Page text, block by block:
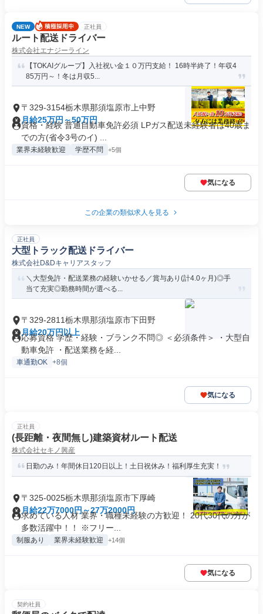
NEW 正社員
ルート配送ドライバー
株式会社エナジーライン
【TOKAIグループ】入社祝い金１０万円支給！ 16時半終了！年収4
85万円～！冬は月収5...
〒329-3154栃木県那須塩原市上中野
月給25万円～50万円
資格・経験 普通自動車免許必須 LPガス配送未経験者は40歳ま
での方(省令3号のイ) ...
業界未経験歓迎 学歴不問 +5個
気になる
この企業の類似求人を見る
正社員
大型トラック配送ドライバー
株式会社D&Dキャリアスタッフ
＼大型免許・配送業務の経験いかせる／賞与あり(計4.0ヶ月)◎手
当て充実◎勤務時間が選べる...
〒329-2811栃木県那須塩原市下田野
月給20万円以上
応募資格 学歴・経験・ブランク不問◎ ＜必須条件＞ ・大型自
動車免許 ・配送業務を経...
車通勤OK +8個
気になる
正社員
(長距離・夜間無し)建築資材ルート配送
株式会社セキノ興産
日勤のみ！年間休日120日以上！土日祝休み！福利厚生充実！
〒325-0025栃木県那須塩原市下厚崎
月給22万7000円～27万2000円
求めている人材 業界・職種未経験の方歓迎！ 20代30代の方が
多数活躍中！！ ※フリー...
制服あり 業界未経験歓迎 +14個
気になる
契約社員